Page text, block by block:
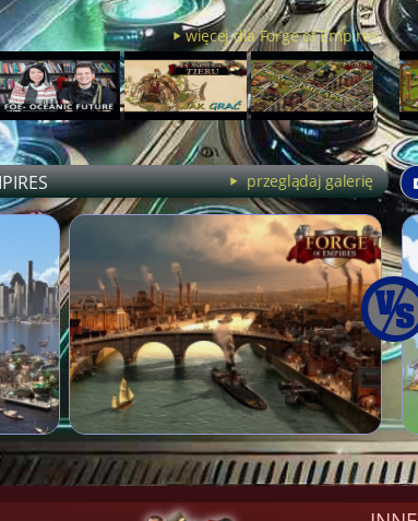
więcej dla Forge of Empires
przeglądaj galerię